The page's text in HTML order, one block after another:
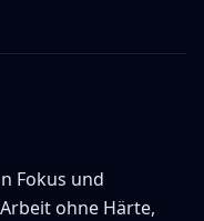
Fokus und
ohne Härte,